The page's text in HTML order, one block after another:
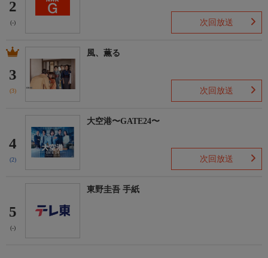
2
(-) 次回放送
3
(3)
風、薫る
次回放送
4
(2)
大空港〜GATE24〜
次回放送
5
(-)
東野圭吾 手紙